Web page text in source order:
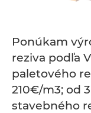
Ponúkam
reziva podľa
paletového
210€/m3; od
stavebného